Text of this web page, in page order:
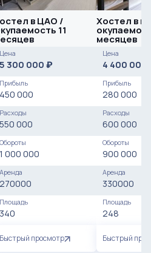
в ЦАО /
11
Цена
5 300 000 ₽
Прибыль
450 000
Расходы
550 000
Обороты
1 000 000
Аренда
270000
Площадь
340
Быстрый просмотр
Хостел в
месяцев
Цена
4 400 000
Прибыль
280 000
Расходы
600 000
Обороты
900 000
Аренда
330000
Площадь
248
Быстрый